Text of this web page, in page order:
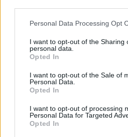
Personal Data Processing Opt
I want to opt-out of the Sharing
personal data.
Opted In
I want to opt-out of the Sale of
Personal Data.
Opted In
I want to opt-out of processing
Personal Data for Targeted
Opted In